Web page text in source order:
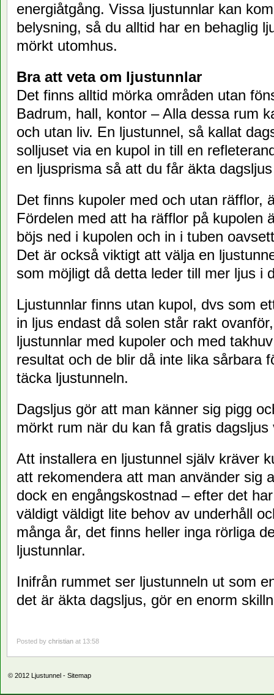
energiåtgång. Vissa ljustunnlar kan
belysning, så du alltid har en behaglig
mörkt utomhus.
Bra att veta om ljustunnlar
Det finns alltid mörka områden utan
Badrum, hall, kontor – Alla dessa rum
och utan liv. En ljustunnel, så kallat
solljuset via en kupol in till en
en ljusprisma så att du får äkta
Det finns kupoler med och utan räfflor,
Fördelen med att ha räfflor på kupolen
böjs ned i kupolen och in i tuben
Det är också viktigt att välja en
som möjligt då detta leder till mer ljus i
Ljustunnlar finns utan kupol, dvs som
in ljus endast då solen står rakt
ljustunnlar med kupoler och med
resultat och de blir då inte lika sårbara
täcka ljustunneln.
Dagsljus gör att man känner sig pigg
mörkt rum när du kan få gratis dagsljus
Att installera en ljustunnel själv kräver
att rekomendera att man använder sig
dock en engångskostnad – efter det
väldigt väldigt lite behov av underhåll
många år, det finns heller inga rörliga
ljustunnlar.
Inifrån rummet ser ljustunneln ut som
det är äkta dagsljus, gör en enorm
Posted by christian at 13:58
© 2012 Ljustunnel - Sitemap